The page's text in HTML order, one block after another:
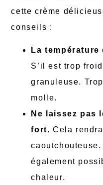
cette crème
conseils :
La
S’il est trop
granuleuse.
molle.
Ne laissez pas
fort. Cela
également
chaleur.